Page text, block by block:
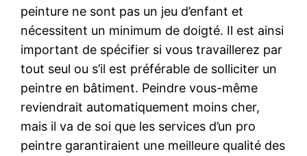
peinture ne sont pas un jeu d’enfant et
nécessitent un minimum de doigté. Il est ainsi
important de spécifier si vous travaillerez par
tout seul ou s’il est préférable de solliciter un
peintre en bâtiment. Peindre vous-même
reviendrait automatiquement moins cher,
mais il va de soi que les services d’un pro
peintre garantiraient une meilleure qualité des